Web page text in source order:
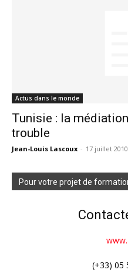
Actus dans le monde
Tunisie : la
trouble
Jean-Louis Lascoux - 17 juillet 2010
Pour votre projet de
(+33) 05